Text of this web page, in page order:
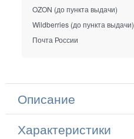
OZON (до пункта выдачи)
Wildberries (до пункта выдачи)
Почта России
Описание
Характеристики